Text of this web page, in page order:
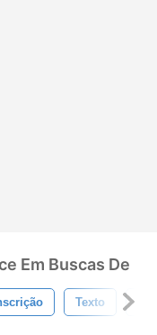
Em Buscas De
Texto